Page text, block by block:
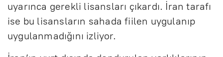
uyarınca gerekli lisansları çıkardı. İran tarafı
ise bu lisansların sahada fiilen uygulanıp
uygulanmadığını izliyor.